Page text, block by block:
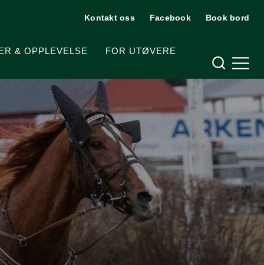
Kontakt oss Facebook Book bord
& OPPLEVELSE
FOR UTØVERE